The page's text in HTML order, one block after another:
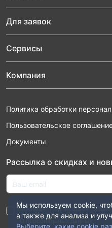
Для заявок
Сервисы
Компания
Политика обработки
Пользовательское
Документы
Рассылка о скидках и
Нажимая “Подписаться”, я даю
персональных данных в
“О персональных данных”
Мы используем cookie,
а также для анализа и
Выберите, какие cookie